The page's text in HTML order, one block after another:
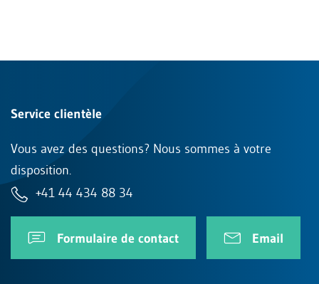
Service clientèle
Vous avez des questions? Nous sommes à votre
disposition.
+41 44 434 88 34
Formulaire de contact Email